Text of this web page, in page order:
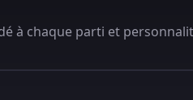
à chaque parti et